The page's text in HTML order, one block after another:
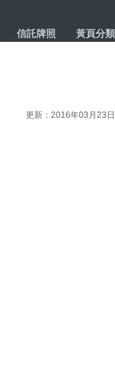
信託牌照 黃頁分類
更新：2016年03月23日